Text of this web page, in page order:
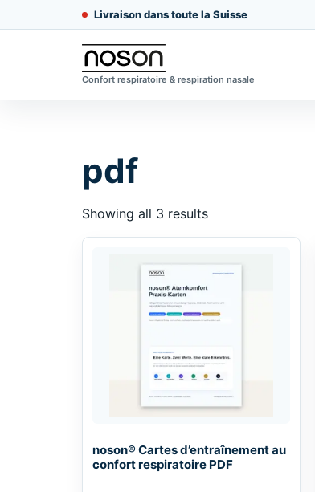
Livraison dans toute la Suisse
Confort respiratoire & respiration nasale
pdf
Showing all 3 results
noson® Cartes d’entraînement au
confort respiratoire PDF